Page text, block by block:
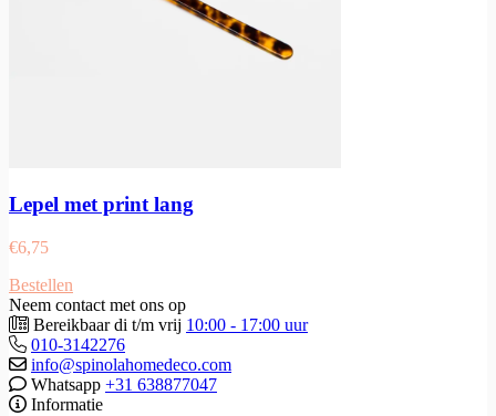
Lepel met print lang
€6,75
Bestellen
Neem contact met ons op
Bereikbaar di t/m vrij 10:00 - 17:00 uur
010-3142276
info@spinolahomedeco.com
Whatsapp +31 638877047
Informatie